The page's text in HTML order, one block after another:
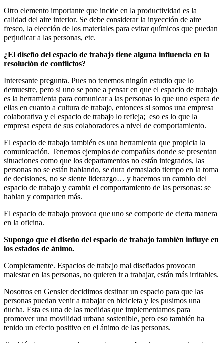
Otro elemento importante que incide en la productividad es la
calidad del aire interior. Se debe considerar la inyección de aire
fresco, la elección de los materiales para evitar químicos que puedan
perjudicar a las personas, etc.
¿El diseño del espacio de trabajo tiene alguna influencia en la
resolución de conflictos?
Interesante pregunta. Pues no tenemos ningún estudio que lo
demuestre, pero si uno se pone a pensar en que el espacio de trabajo
es la herramienta para comunicar a las personas lo que uno espera de
ellas en cuanto a cultura de trabajo, entonces si somos una empresa
colaborativa y el espacio de trabajo lo refleja; eso es lo que la
empresa espera de sus colaboradores a nivel de comportamiento.
El espacio de trabajo también es una herramienta que propicia la
comunicación. Tenemos ejemplos de compañías donde se presentan
situaciones como que los departamentos no están integrados, las
personas no se están hablando, se dura demasiado tiempo en la toma
de decisiones, no se siente liderazgo… y hacemos un cambio del
espacio de trabajo y cambia el comportamiento de las personas: se
hablan y comparten más.
El espacio de trabajo provoca que uno se comporte de cierta manera
en la oficina.
Supongo que el diseño del espacio de trabajo también influye en
los estados de ánimo.
Completamente. Espacios de trabajo mal diseñados provocan
malestar en las personas, no quieren ir a trabajar, están más irritables.
Nosotros en Gensler decidimos destinar un espacio para que las
personas puedan venir a trabajar en bicicleta y les pusimos una
ducha. Esta es una de las medidas que implementamos para
promover una movilidad urbana sostenible, pero eso también ha
tenido un efecto positivo en el ánimo de las personas.